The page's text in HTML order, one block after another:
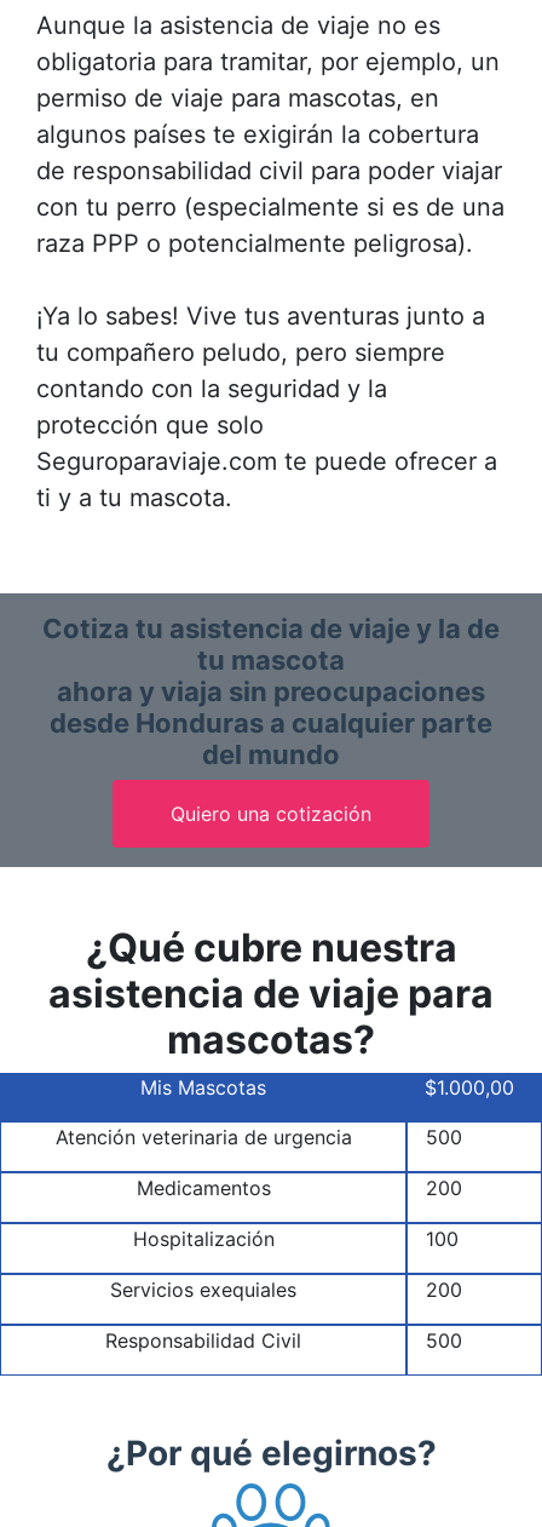
Aunque la asistencia de viaje no es
obligatoria para tramitar, por ejemplo, un
permiso de viaje para mascotas, en
algunos países te exigirán la cobertura
de responsabilidad civil para poder viajar
con tu perro (especialmente si es de una
raza PPP o potencialmente peligrosa).
¡Ya lo sabes! Vive tus aventuras junto a
tu compañero peludo, pero siempre
contando con la seguridad y la
protección que solo
Seguroparaviaje.com te puede ofrecer a
ti y a tu mascota.
Cotiza tu asistencia de viaje y la de
tu mascota
ahora y viaja sin preocupaciones
desde Honduras a cualquier parte
del mundo
Quiero una cotización
¿Qué cubre nuestra
asistencia de viaje para
mascotas?
Mis Mascotas $1.000,00
Atención veterinaria de urgencia 500
Medicamentos 200
Hospitalización 100
Servicios exequiales 200
Responsabilidad Civil 500
¿Por qué elegirnos?